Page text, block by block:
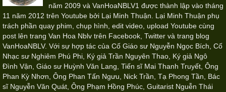
năm 2009 và VanHoaNBLV1 được thành lập vào tháng
11 năm 2012 trên Youtube bởi Lại Minh Thuận. Lại Minh Thuận phụ
trách phần quay phim, chụp hình, edit video, upload Youtube cùng
post lên trang Van Hoa Nblv trên Facebook, Twitter và trang blog
VanHoaNBLV. Với sự hợp tác của Cố Giáo sư Nguyễn Ngọc Bích, Cố
Nhạc sư Nghiêm Phú Phi, Ký giả Trần Nguyên Thao, Ký giả Ngô
Đình Vận, Giáo sư Huỳnh Văn Lang, Tiến sĩ Mai Thanh Truyết, Ông
Phan Kỳ Nhơn, Ông Phan Tấn Ngưu, Nick Trần, Tạ Phong Tần, Bác
sĩ Nguyễn Văn Quát, Ông Phạm Hồng Phúc, Guitarist Nguễn Thái